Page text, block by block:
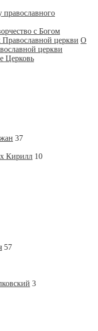
православного
с Богом
О
церкви
Церковь
37
Кирилл 10
57
3